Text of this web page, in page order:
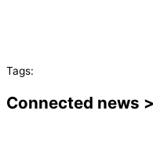
Tags:
Connected news >